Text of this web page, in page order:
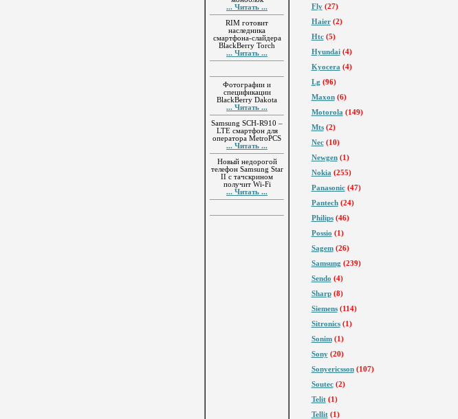
... Читать ...
RIM готовит
наследника
смартфона-слайдера
BlackBerry Torch
... Читать ...
Фотографии и
спецификации
BlackBerry Dakota
... Читать ...
Samsung SCH-R910 –
LTE смартфон для
оператора MetroPCS
... Читать ...
Новый недорогой
телефон Samsung Star
II с тачскрином
получит Wi-Fi
... Читать ...
Fly(27)
Haier(2)
Htc(5)
Hyundai(4)
Kyocera (4)
Lg (96)
Maxon(6)
Motorola (149)
Mts(2)
Nec(10)
Newgen(1)
Nokia (255)
Panasonic(47)
Pantech(24)
Philips(46)
Possio (1)
Sagem(26)
Samsung (239)
Sendo (4)
Sharp(8)
Siemens(114)
Sitronics(1)
Sonim(1)
Sony(20)
Sonyericsson(107)
Soutec(2)
Telit(1)
Tellit(1)